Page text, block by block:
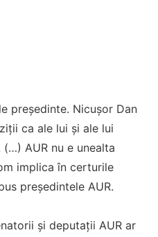
președinte. Nicușor Dan
ca ale lui și ale lui
AUR nu e unealta
implica în certurile
președintele AUR.
și deputații AUR ar